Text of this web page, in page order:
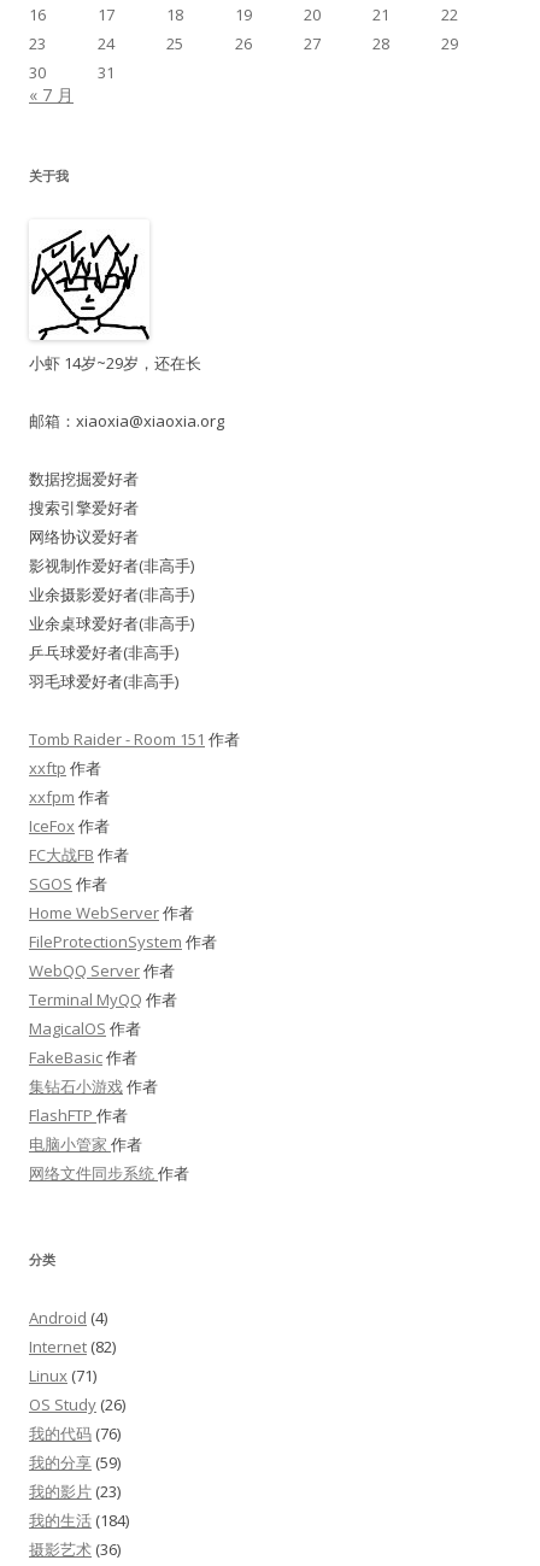
16
17 18 19 20 21
22
23
24 25 26 27 28
29
30
31
« 7 月
关于我
小虾 14岁~29岁，还在长
邮箱： xiaoxia@xiaoxia.org
数据挖掘爱好者
搜索引擎爱好者
网络协议爱好者
影视制作爱好者(非高手)
业余摄影爱好者(非高手)
业余桌球爱好者(非高手)
乒乓球爱好者(非高手)
羽毛球爱好者(非高手)
Tomb Raider - Room 151 作者
xxftp 作者
xxfpm 作者
IceFox作者
FC大战FB 作者
SGOS 作者
Home WebServer作者
FileProtectionSystem 作者
WebQQ Server作者
Terminal MyQQ 作者
MagicalOS 作者
FakeBasic作者
集钻石小游戏作者
FlashFTP 作者
电脑小管家 作者
网络文件同步系统作者
分类
Android (4)
Internet (82)
Linux (71)
OS Study (26)
我的代码 (76)
我的分享 (59)
我的影片 (23)
我的生活 (184)
摄影艺术 (36)